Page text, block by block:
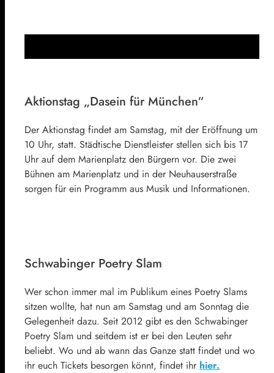
Aktionstag „Dasein für München“
Der Aktionstag findet am Samstag, mit der Eröffnung um
10 Uhr, statt. Städtische Dienstleister stellen sich bis 17
Uhr auf dem Marienplatz den Bürgern vor. Die zwei
Bühnen am Marienplatz und in der Neuhauserstraße
sorgen für ein Programm aus Musik und Informationen.
Schwabinger Poetry Slam
Wer schon immer mal im Publikum eines Poetry Slams
sitzen wollte, hat nun am Samstag und am Sonntag die
Gelegenheit dazu. Seit 2012 gibt es den Schwabinger
Poetry Slam und seitdem ist er bei den Leuten sehr
beliebt. Wo und ab wann das Ganze statt findet und wo
ihr euch Tickets besorgen könnt, findet ihr hier.